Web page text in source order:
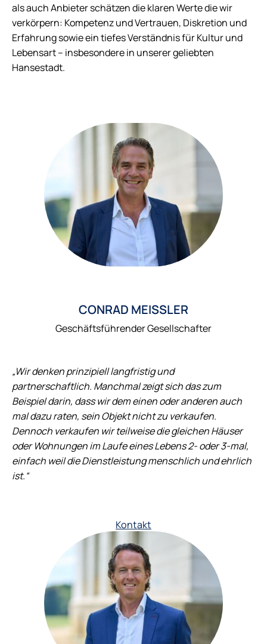
als auch Anbieter schätzen die klaren Werte die wir
verkörpern: Kompetenz und Vertrauen, Diskretion und
Erfahrung sowie ein tiefes Verständnis für Kultur und
Lebensart – insbesondere in unserer geliebten
Hansestadt.
CONRAD MEISSLER
Geschäftsführender Gesellschafter
„Wir denken prinzipiell langfristig und
partnerschaftlich. Manchmal zeigt sich das zum
Beispiel darin, dass wir dem einen oder anderen auch
mal dazu raten, sein Objekt nicht zu verkaufen.
Dennoch verkaufen wir teilweise die gleichen Häuser
oder Wohnungen im Laufe eines Lebens 2- oder 3-mal,
einfach weil die Dienstleistung menschlich und ehrlich
ist.“
Kontakt